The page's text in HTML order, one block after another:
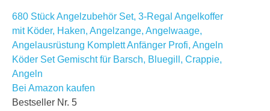
680 Stück Angelzubehör Set, 3-Regal Angelkoffer
mit Köder, Haken, Angelzange, Angelwaage,
Angelausrüstung Komplett Anfänger Profi, Angeln
Köder Set Gemischt für Barsch, Bluegill, Crappie,
Angeln
Bei Amazon kaufen
Bestseller Nr. 5